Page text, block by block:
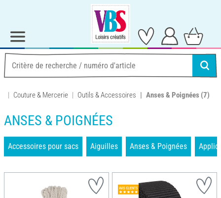
Couture & Mercerie Outils & Accessoires Anses & Poignées (7)
ANSES & POIGNÉES
Accessoires pour sacs Aiguilles Anses & Poignées